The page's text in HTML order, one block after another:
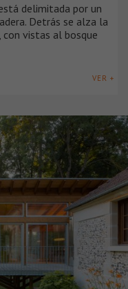
delimitada por un
Detrás se alza la
con vistas al bosque
VER +